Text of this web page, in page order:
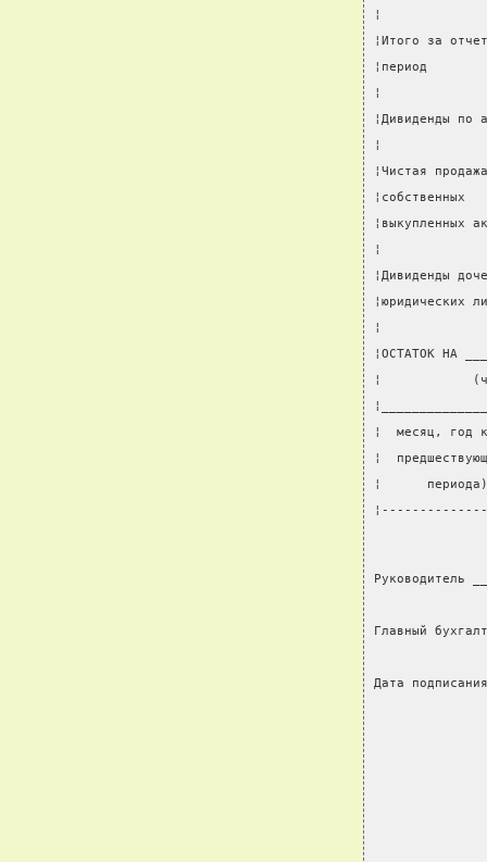
¦
¦Итого за
¦период
¦
¦
¦Чистая
¦
¦
¦ОСТАТОК
¦
¦  месяц,
¦
¦
Руководитель
Главный
Дата